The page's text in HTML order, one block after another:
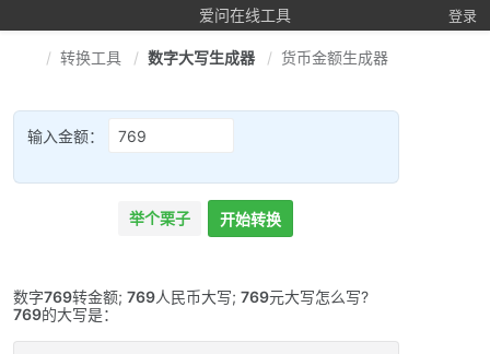
爱问在线工具 登录
转换工具 数字大写生成器 货币金额生成器
输入金额：
举个栗子 开始转换
数字769转金额; 769人民币大写; 769元大写怎么写?
769的大写是：